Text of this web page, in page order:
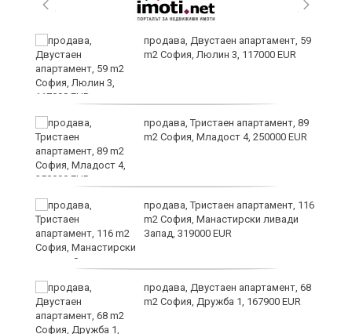
продава, Двустаен апартамент, 59
m2 София, Люлин 3, 117000 EUR
продава, Тристаен апартамент, 89
m2 София, Младост 4, 250000 EUR
продава, Тристаен апартамент, 116
m2 София, Манастирски ливади
Запад, 319000 EUR
продава, Двустаен апартамент, 68
m2 София, Дружба 1, 167900 EUR